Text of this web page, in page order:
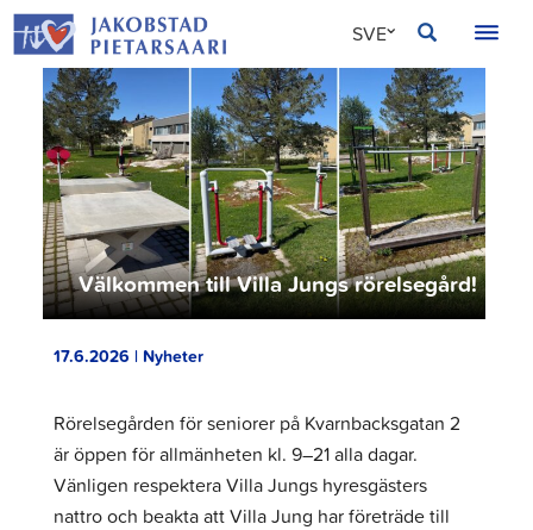
Hoppa
till
innehållet
SVE
FIN
ENG
Välkommen till Villa Jungs rörelsegård!
17.6.2026 | Nyheter
Rörelsegården för seniorer på Kvarnbacksgatan 2
är öppen för allmänheten kl. 9–21 alla dagar.
Vänligen respektera Villa Jungs hyresgästers
nattro och beakta att Villa Jung har företräde till